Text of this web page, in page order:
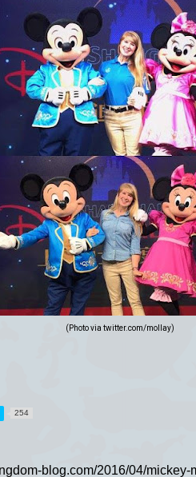
(Photo via twitter.com/moIIay)
254